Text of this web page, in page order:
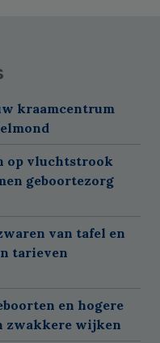
kraamcentrum
op vluchtstrook
geboortezorg
van tafel en
tarieven
en hogere
zwakkere wijken